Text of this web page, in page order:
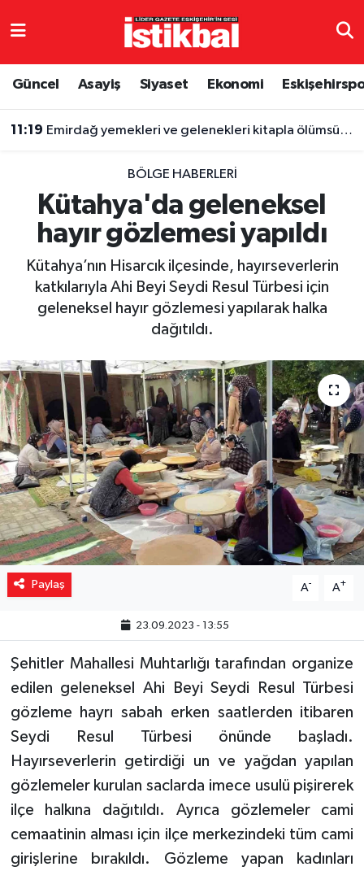
Güncel Asayiş Siyaset Ekonomi
11:19 Emirdağ yemekleri ve gelenekleri kitapla ölümsüzleşti
BÖLGE HABERLERI
Kütahya'da geleneksel
hayır gözlemesi yapıldı
Kütahya’nın Hisarcık ilçesinde, hayırseverlerin
katkılarıyla Ahi Beyi Seydi Resul Türbesi için
geleneksel hayır gözlemesi yapılarak halka
dağıtıldı.
Paylaş A- A+
23.09.2023 - 13:55
Şehitler Mahallesi Muhtarlığı tarafından organize
edilen geleneksel Ahi Beyi Seydi Resul Türbesi
gözleme hayrı sabah erken saatlerden itibaren
Seydi Resul Türbesi önünde başladı.
Hayırseverlerin getirdiği un ve yağdan yapılan
gözlemeler kurulan saclarda imece usulü pişirerek
ilçe halkına dağıtıldı. Ayrıca gözlemeler cami
cemaatinin alması için ilçe merkezindeki tüm cami
girişlerine bırakıldı. Gözleme yapan kadınları
Eskişehirspor
Spor
Eğitim
Ekonomi
Yaşam
Resmi ilanlar
Eskişehir Nöbetçi Eczaneler
TFF 3.Lig 4.Grup Puan Durumu ve Fikstür
Tüm Manşetler
Son Dakika Haberleri